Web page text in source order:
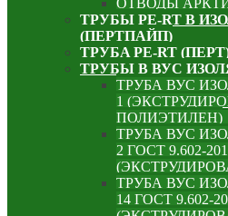
ОТВОДЫ
ТРУБЫ PE-RT В
(ПЕРТПАЙП)
⁠ТРУБA PE-RT
ТРУБЫ В ВУС
ТРУБА ВУС
1
ПОЛИЭТИЛЕН)
ТРУБА ВУС
2 ГОСТ 9.602-
ТРУБА ВУС
14 ГОСТ 9.602-